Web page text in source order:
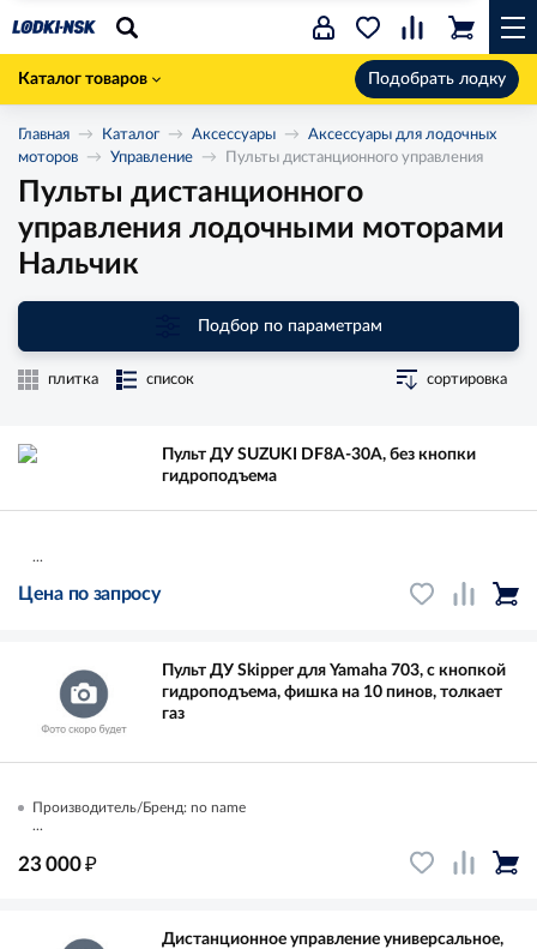
Каталог товаров Подобрать лодку
Главная Каталог Аксессуары
Аксессуары для лодочных
моторов
Управление Пульты дистанционного управления
Пульты дистанционного
управления лодочными моторами
Нальчик
Подбор по параметрам
плитка список сортировка
Пульт ДУ SUZUKI DF8A-30A, без кнопки
гидроподъема
...
Цена по запросу
Пульт ДУ Skipper для Yamaha 703, с кнопкой
гидроподъема, фишка на 10 пинов, толкает
газ
Производитель/Бренд: no name
...
23 000₽
Дистанционное управление универсальное,